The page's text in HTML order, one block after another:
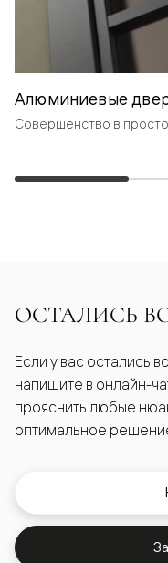
Алюминиевые
Совершенство в
ОСТАЛИСЬ
Если у вас остались
напишите в онлайн-
прояснить любые
оптимальное